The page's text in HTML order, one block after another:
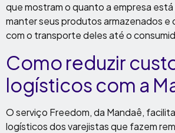
que mostram o quanto a empresa
manter seus produtos armazenados e
com o transporte deles até o
Como reduzir
logísticos com a
O serviço Freedom, da Mandaê,
logísticos dos varejistas que fazem